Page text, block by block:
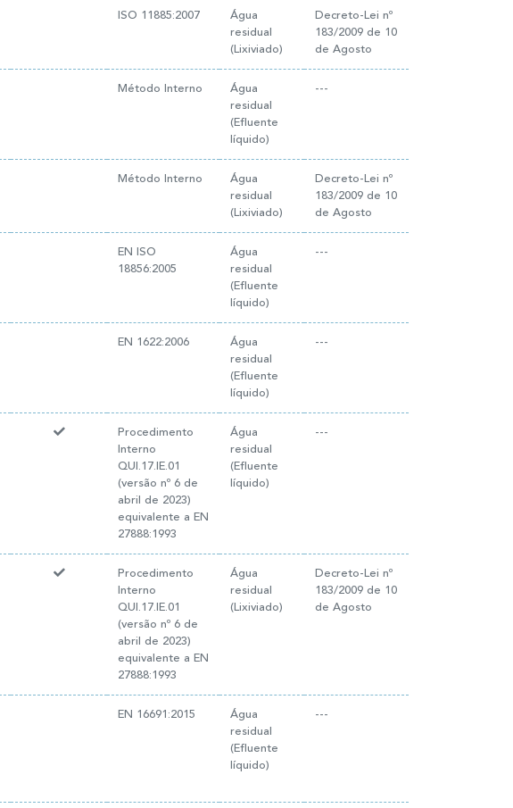
ISO 11885:2007
Água
residual
(Lixiviado)
Decreto-Lei nº
183/2009 de 10
de Agosto
Método Interno
Água
residual
(Efluente
líquido)
---
Método Interno
Água
residual
(Lixiviado)
Decreto-Lei nº
183/2009 de 10
de Agosto
EN ISO
18856:2005
Água
residual
(Efluente
líquido)
---
EN 1622:2006
Água
residual
(Efluente
líquido)
---
Procedimento
Interno
QUI.17.IE.01
(versão nº 6 de
abril de 2023)
equivalente a EN
27888:1993
Água
residual
(Efluente
líquido)
---
Procedimento
Interno
QUI.17.IE.01
(versão nº 6 de
abril de 2023)
equivalente a EN
27888:1993
Água
residual
(Lixiviado)
Decreto-Lei nº
183/2009 de 10
de Agosto
EN 16691:2015
Água
residual
(Efluente
líquido)
---